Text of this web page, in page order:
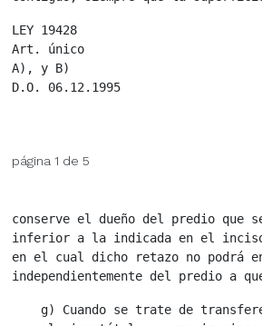
LEY 19428
Art. único
A), y B)
página 1 de 5
conserve el dueño del predio que
inferior a la indicada en el
en el cual dicho retazo no podrá
g) Cuando se trate de